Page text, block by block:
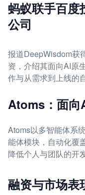
蚂蚁联手百
公司
报道DeepWisdom获
资，介绍其面向AI原
作与从需求到上线的
Atoms：面向
Atoms以多智能体系
能体模块，自动化覆
降低个人与团队的开
融资与市场表